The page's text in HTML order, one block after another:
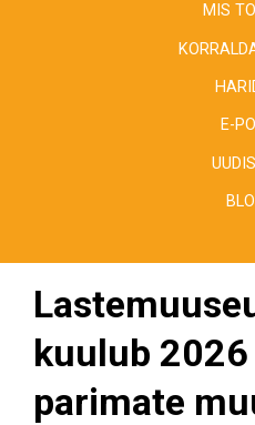
MIS
E-
kuulub 2026
parimate